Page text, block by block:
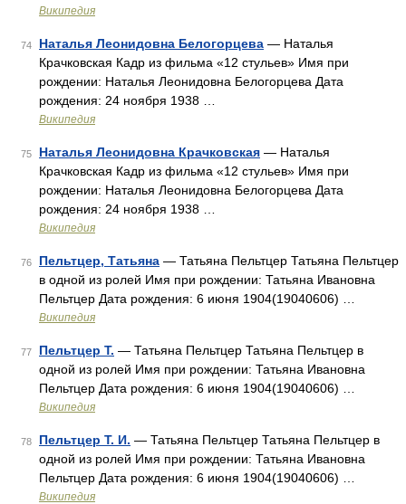
Википедия
74 Наталья Леонидовна Белогорцева — Наталья
Крачковская Кадр из фильма «12 стульев» Имя при
рождении: Наталья Леонидовна Белогорцева Дата
рождения: 24 ноября 1938 …
Википедия
75 Наталья Леонидовна Крачковская — Наталья
Крачковская Кадр из фильма «12 стульев» Имя при
рождении: Наталья Леонидовна Белогорцева Дата
рождения: 24 ноября 1938 …
Википедия
76 Пельтцер, Татьяна — Татьяна Пельтцер Татьяна Пельтцер
в одной из ролей Имя при рождении: Татьяна Ивановна
Пельтцер Дата рождения: 6 июня 1904(19040606) …
Википедия
77 Пельтцер Т. — Татьяна Пельтцер Татьяна Пельтцер в
одной из ролей Имя при рождении: Татьяна Ивановна
Пельтцер Дата рождения: 6 июня 1904(19040606) …
Википедия
78 Пельтцер Т. И. — Татьяна Пельтцер Татьяна Пельтцер в
одной из ролей Имя при рождении: Татьяна Ивановна
Пельтцер Дата рождения: 6 июня 1904(19040606) …
Википедия